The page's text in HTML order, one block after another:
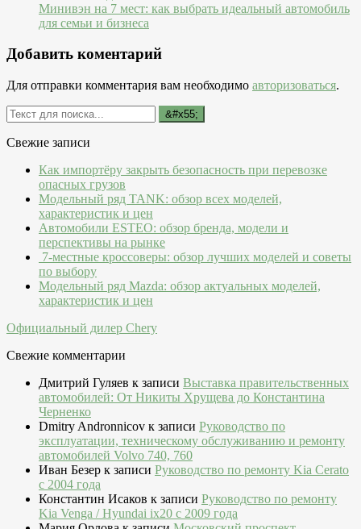
Минивэн на 7 мест: как выбрать идеальный автомобиль
для семьи и бизнеса
Добавить коментарий
Для отправки комментария вам необходимо авторизоваться.
Свежие записи
Как импортёру закрыть безопасность при перевозке
опасных грузов
Модельный ряд TANK: обзор всех моделей,
характеристик и цен
Автомобили ESTEO: обзор бренда, модели и
перспективы на рынке
7-местные кроссоверы: обзор лучших моделей и советы
по выбору
Модельный ряд Mazda: обзор актуальных моделей,
характеристик и цен
Официальный дилер Chery
Свежие комментарии
Дмитрий Гуляев к записи Выставка правительственных
автомобилей: От Никиты Хрущева до Константина
Черненко
Dmitry Andronnicov к записи Руководство по
эксплуатации, техническому обслуживанию и ремонту
автомобилей Volvo 740, 760
Иван Безер к записи Руководство по ремонту Kia Cerato
c 2004 года
Константин Исаков к записи Руководство по ремонту
Kia Venga / Hyundai ix20 c 2009 года